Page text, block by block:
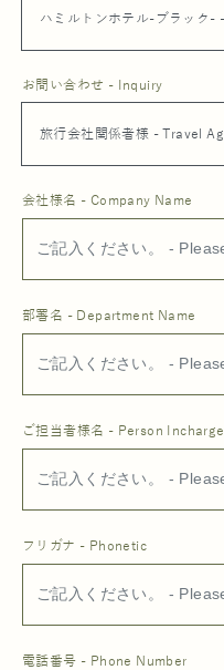
お問い合わせ - Inquiry
会社様名 - Company Name
部署名 - Department Name
ご担当者様名 - Person Incharge
フリガナ - Phonetic
電話番号 - Phone Number